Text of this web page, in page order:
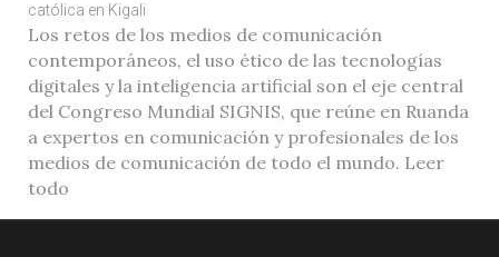
católica en Kigali
Los retos de los medios de comunicación
contemporáneos, el uso ético de las tecnologías
digitales y la inteligencia artificial son el eje central
del Congreso Mundial SIGNIS, que reúne en Ruanda
a expertos en comunicación y profesionales de los
medios de comunicación de todo el mundo. Leer
todo